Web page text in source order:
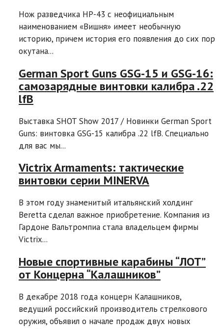
Нож разведчика НР-43 с неофициальным
наименованием «Вишня» имеет необычную
историю, причем история его появления до сих пор
окутана...
German Sport Guns GSG-15 и GSG-16:
самозарядные винтовки калибра .22
lfB
Выставка SHOT Show 2017 / Новинки German Sport
Guns: винтовка GSG-15 калибра .22 lfB. Специально
для вас мы...
Victrix Armaments: тактические
винтовки серии MINERVA
В этом году знаменитый итальянский холдинг
Beretta сделал важное приобретение. Компания из
Гардоне Вальтромпиа стала владельцем фирмы
Victrix...
Новые спортивные карабины “ЛОТ”
от Концерна “Калашников”
В декабре 2018 года концерн Калашников,
ведущий российский производитель стрелкового
оружия, объявил о начале продаж двух новых